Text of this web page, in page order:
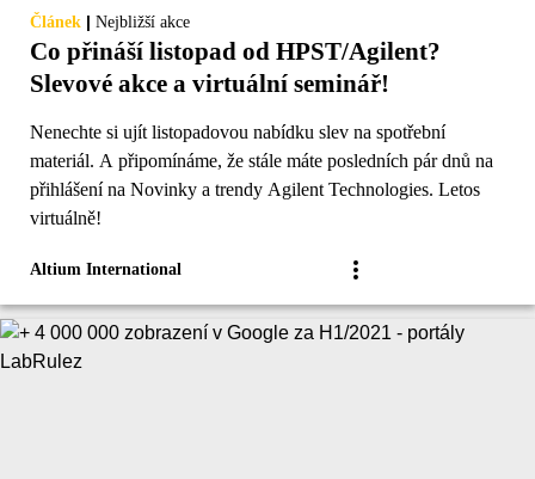
Článek | Nejbližší akce
Co přináší listopad od HPST/Agilent?
Slevové akce a virtuální seminář!
Nenechte si ujít listopadovou nabídku slev na spotřební
materiál. A připomínáme, že stále máte posledních pár dnů na
přihlášení na Novinky a trendy Agilent Technologies. Letos
virtuálně!
Altium International